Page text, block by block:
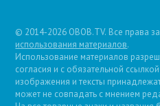
© 2014-2026 OBOB.TV. Все права
использования материалов.
Использование материалов
согласия и с обязательной
изображения и тексты
может не совпадать с мнением